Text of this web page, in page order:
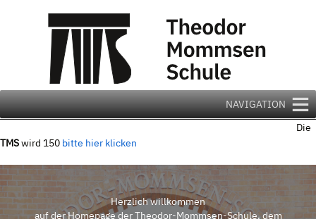
NAVIGATION
Die
TMSwird 150 bitte hier klicken
Herzlich willkommen
auf der Homepage der Theodor-Mommsen-Schule, dem